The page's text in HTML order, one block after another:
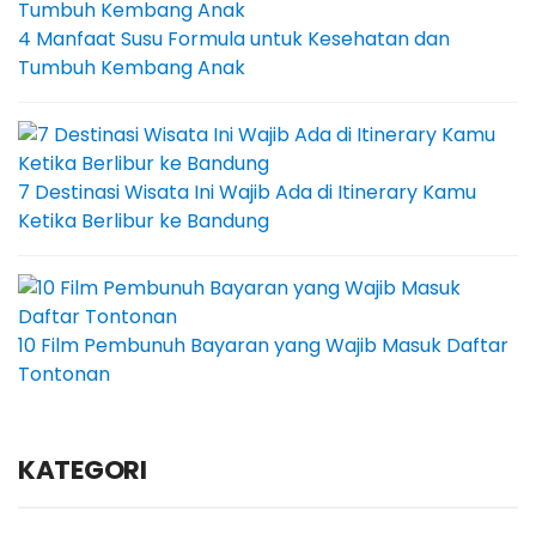
4 Manfaat Susu Formula untuk Kesehatan dan
Tumbuh Kembang Anak
7 Destinasi Wisata Ini Wajib Ada di Itinerary Kamu
Ketika Berlibur ke Bandung
10 Film Pembunuh Bayaran yang Wajib Masuk Daftar
Tontonan
KATEGORI